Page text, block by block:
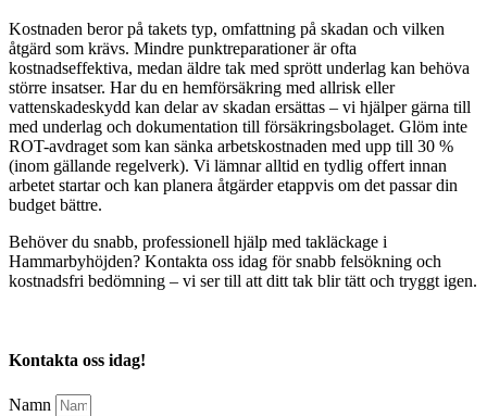
Kostnaden beror på takets typ, omfattning på skadan och vilken
åtgärd som krävs. Mindre punktreparationer är ofta
kostnadseffektiva, medan äldre tak med sprött underlag kan behöva
större insatser. Har du en hemförsäkring med allrisk eller
vattenskadeskydd kan delar av skadan ersättas – vi hjälper gärna till
med underlag och dokumentation till försäkringsbolaget. Glöm inte
ROT-avdraget som kan sänka arbetskostnaden med upp till 30 %
(inom gällande regelverk). Vi lämnar alltid en tydlig offert innan
arbetet startar och kan planera åtgärder etappvis om det passar din
budget bättre.
Behöver du snabb, professionell hjälp med takläckage i
Hammarbyhöjden? Kontakta oss idag för snabb felsökning och
kostnadsfri bedömning – vi ser till att ditt tak blir tätt och tryggt igen.
Kontakta oss idag!
Namn